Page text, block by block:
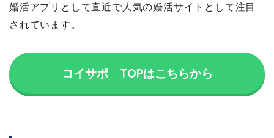
婚活アプリとして直近で人気の婚活サイトとして注目
されています。
コイサポ TOPはこちらから